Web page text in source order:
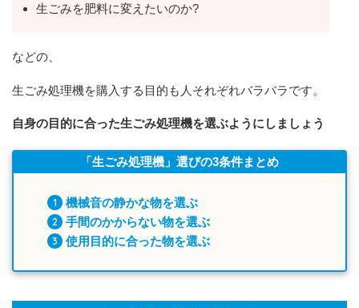
生ごみを肥料に変えたいのか?
などの、
生ごみ処理機を購入する目的も人それぞれバラバラです。
自身の目的に合った生ごみ処理機を選ぶようにしましょう
「生ごみ処理機」選びの3条件まとめ
機械音の静かな物を選ぶ
手間のかからない物を選ぶ
使用目的に合った物を選ぶ